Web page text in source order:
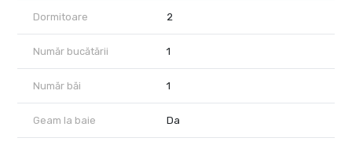
Dormitoare 2
Număr bucătării 1
Număr băi 1
Geam la baie Da